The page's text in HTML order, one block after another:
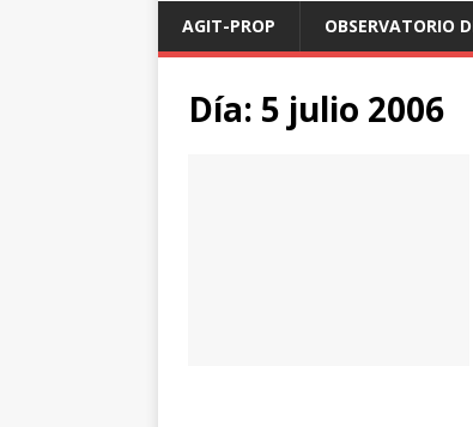
AGIT-PROP OBSERVATORIO
Día: 5 julio 2006